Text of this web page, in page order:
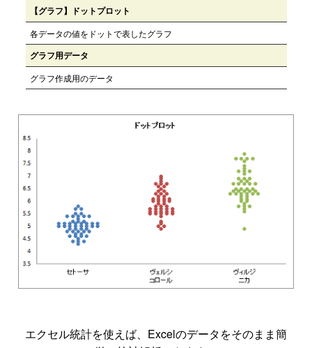
【グラフ】ドットプロット
各データの値をドットで表したグラフ
グラフ用データ
グラフ作成用のデータ
エクセル統計を使えば、Excelのデータをそのまま簡